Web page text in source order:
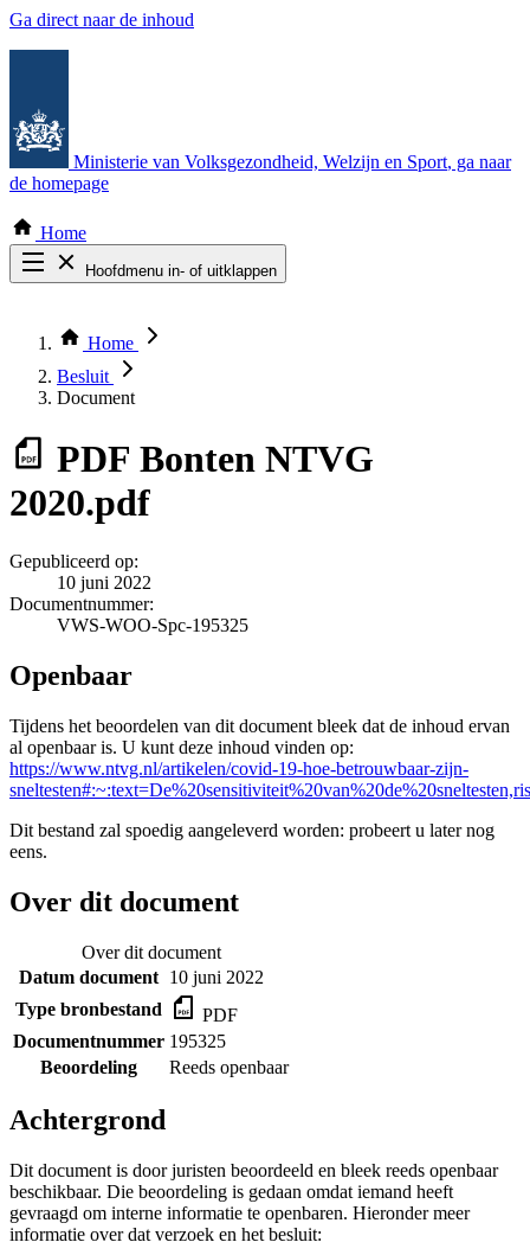
Ga direct naar de inhoud
Ministerie van Volksgezondheid, Welzijn en Sport, ga naar
de homepage
Home
Hoofdmenu in- of uitklappen
Thema COVID-19
Bekijk per bestuursorgaan
Home
Besluit
Document
PDF Bonten NTVG
2020.pdf
Gepubliceerd op:
10 juni 2022
Documentnummer:
VWS-WOO-Spc-195325
Openbaar
Tijdens het beoordelen van dit document bleek dat de inhoud ervan
al openbaar is. U kunt deze inhoud vinden op:
https://www.ntvg.nl/artikelen/covid-19-hoe-betrouwbaar-zijn-
Dit bestand zal spoedig aangeleverd worden: probeert u later nog
eens.
Over dit document
Over dit document
Datum document 10 juni 2022
Type bronbestand
PDF
Documentnummer 195325
Beoordeling
Reeds openbaar
Achtergrond
Dit document is door juristen beoordeeld en bleek reeds openbaar
beschikbaar. Die beoordeling is gedaan omdat iemand heeft
gevraagd om interne informatie te openbaren. Hieronder meer
informatie over dat verzoek en het besluit: